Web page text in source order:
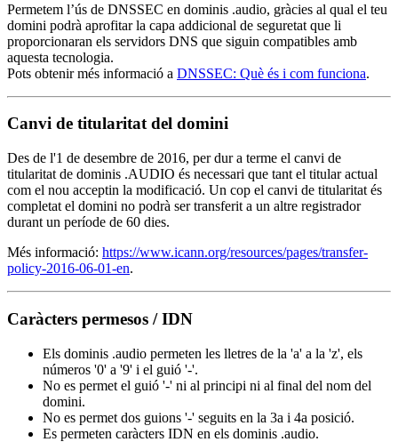
Permetem l’ús de DNSSEC en dominis .audio, gràcies al qual el teu
domini podrà aprofitar la capa addicional de seguretat que li
proporcionaran els servidors DNS que siguin compatibles amb
aquesta tecnologia.
Pots obtenir més informació a DNSSEC: Què és i com funciona.
Canvi de titularitat del domini
Des de l'1 de desembre de 2016, per dur a terme el canvi de
titularitat de dominis .AUDIO és necessari que tant el titular actual
com el nou acceptin la modificació. Un cop el canvi de titularitat és
completat el domini no podrà ser transferit a un altre registrador
durant un període de 60 dies.
Més informació: https://www.icann.org/resources/pages/transfer-
policy-2016-06-01-en.
Caràcters permesos / IDN
Els dominis .audio permeten les lletres de la 'a' a la 'z', els
números '0' a '9' i el guió '-'.
No es permet el guió '-' ni al principi ni al final del nom del
domini.
No es permet dos guions '-' seguits en la 3a i 4a posició.
Es permeten caràcters IDN en els dominis .audio.